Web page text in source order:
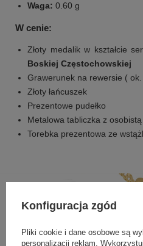
Waga: 0.60 g
W cenie:
Złoty medalik w kształcie
Boskiej Częstochowskiej
Grawerunek na rewersie (
Złoty łańcuszek
Prezentowe pudełko
Metalowa tabliczka z
Torebka prezentowa ze
Konfiguracja zgód
Pliki cookie i dane osobowe są
personalizacji reklam.